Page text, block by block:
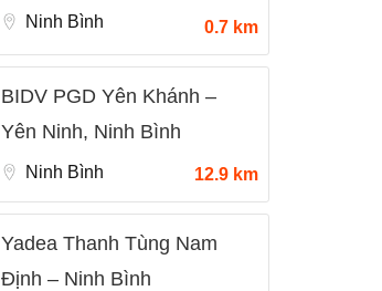
Ninh Bình 0.7 km
BIDV PGD Yên Khánh –
Yên Ninh, Ninh Bình
Ninh Bình 12.9 km
Yadea Thanh Tùng Nam
Định – Ninh Bình